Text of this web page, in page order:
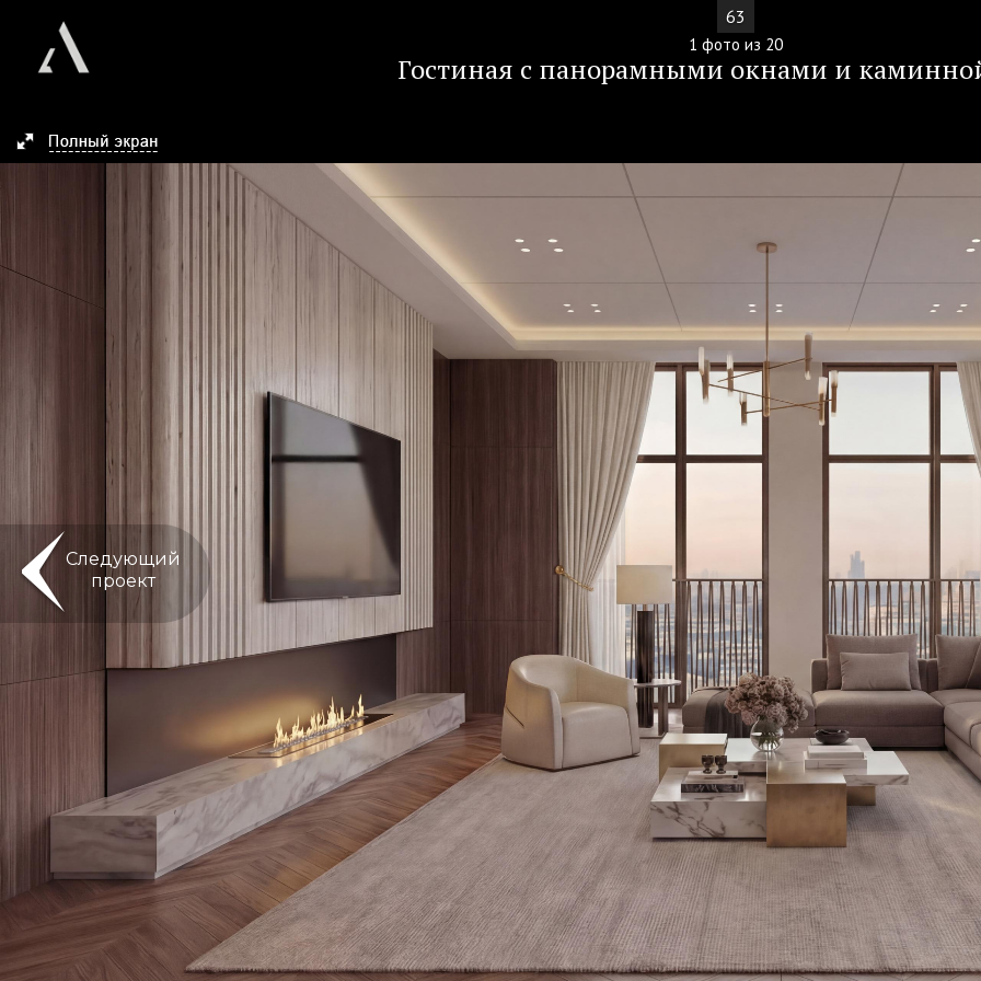
63
1 фото из 20
Следующий
проект
Гостиная с панорамными окнами и